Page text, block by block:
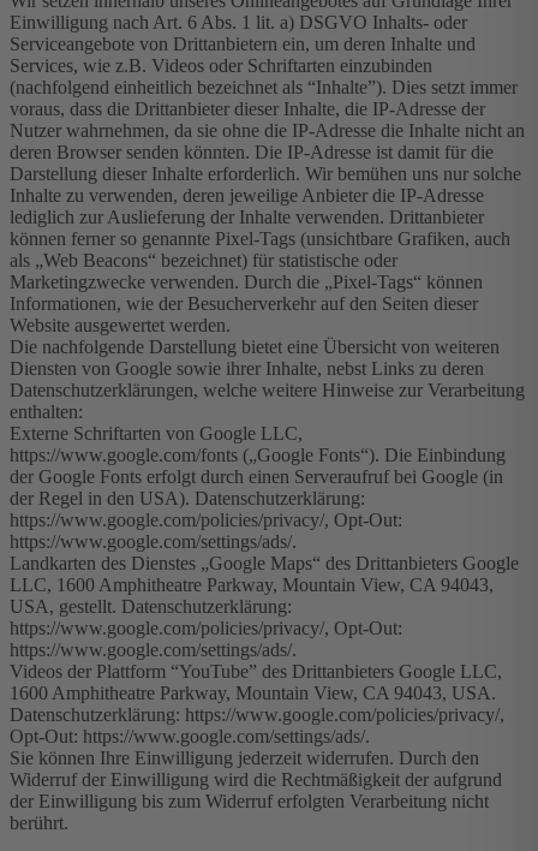
Einwilligung nach Art. 6 Abs. 1 lit. a) DSGVO Inhalts- oder
Serviceangebote von Drittanbietern ein, um deren Inhalte und
Services, wie z.B. Videos oder Schriftarten einzubinden
(nachfolgend einheitlich bezeichnet als “Inhalte”). Dies setzt immer
voraus, dass die Drittanbieter dieser Inhalte, die IP-Adresse der
Nutzer wahrnehmen, da sie ohne die IP-Adresse die Inhalte nicht an
deren Browser senden könnten. Die IP-Adresse ist damit für die
Darstellung dieser Inhalte erforderlich. Wir bemühen uns nur solche
Inhalte zu verwenden, deren jeweilige Anbieter die IP-Adresse
lediglich zur Auslieferung der Inhalte verwenden. Drittanbieter
können ferner so genannte Pixel-Tags (unsichtbare Grafiken, auch
als „Web Beacons“ bezeichnet) für statistische oder
Marketingzwecke verwenden. Durch die „Pixel-Tags“ können
Informationen, wie der Besucherverkehr auf den Seiten dieser
Website ausgewertet werden.
Die nachfolgende Darstellung bietet eine Übersicht von weiteren
Diensten von Google sowie ihrer Inhalte, nebst Links zu deren
Datenschutzerklärungen, welche weitere Hinweise zur Verarbeitung
enthalten:
Externe Schriftarten von Google LLC,
https://www.google.com/fonts („Google Fonts“). Die Einbindung
der Google Fonts erfolgt durch einen Serveraufruf bei Google (in
der Regel in den USA). Datenschutzerklärung:
https://www.google.com/policies/privacy/, Opt-Out:
https://www.google.com/settings/ads/.
Landkarten des Dienstes „Google Maps“ des Drittanbieters Google
LLC, 1600 Amphitheatre Parkway, Mountain View, CA 94043,
USA, gestellt. Datenschutzerklärung:
https://www.google.com/policies/privacy/, Opt-Out:
https://www.google.com/settings/ads/.
Videos der Plattform “YouTube” des Drittanbieters Google LLC,
1600 Amphitheatre Parkway, Mountain View, CA 94043, USA.
Datenschutzerklärung: https://www.google.com/policies/privacy/,
Opt-Out: https://www.google.com/settings/ads/.
Sie können Ihre Einwilligung jederzeit widerrufen. Durch den
Widerruf der Einwilligung wird die Rechtmäßigkeit der aufgrund
der Einwilligung bis zum Widerruf erfolgten Verarbeitung nicht
berührt.